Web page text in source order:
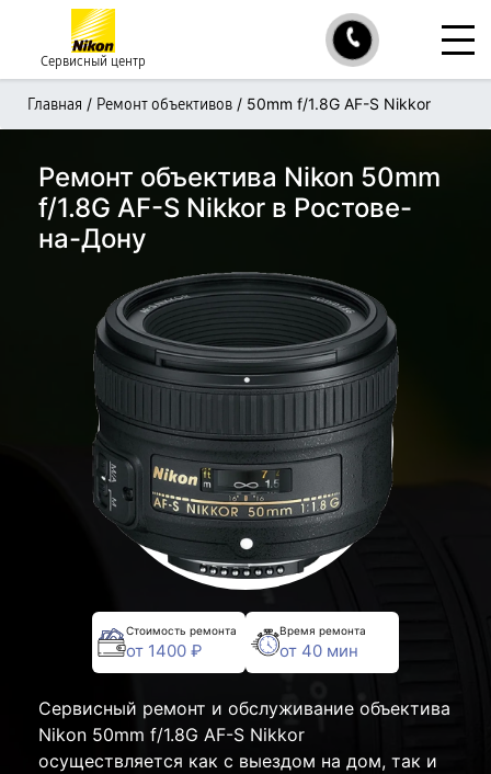
Сервисный центр
Главная / Ремонт объективов / 50mm f/1.8G AF-S Nikkor
Ремонт объектива Nikon 50mm
f/1.8G AF-S Nikkor в Ростове-
на-Дону
Стоимость ремонта
от 1400 ₽
Время ремонта
от 40 мин
Сервисный ремонт и обслуживание объектива
Nikon 50mm f/1.8G AF-S Nikkor
осуществляется как с выездом на дом, так и